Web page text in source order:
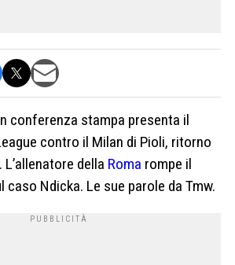
conferenza stampa presenta il
contro il Milan di Pioli, ritorno
della Roma rompe il
Ndicka. Le sue parole da Tmw.